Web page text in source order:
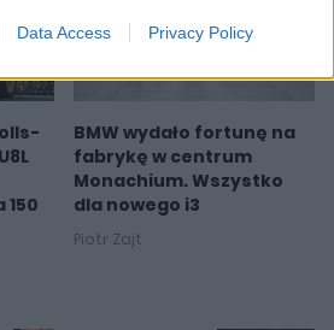
Data Access Privacy Policy
BMW wydało fortunę na
fabrykę w centrum
Monachium. Wszystko
dla nowego i3
Piotr Zajt